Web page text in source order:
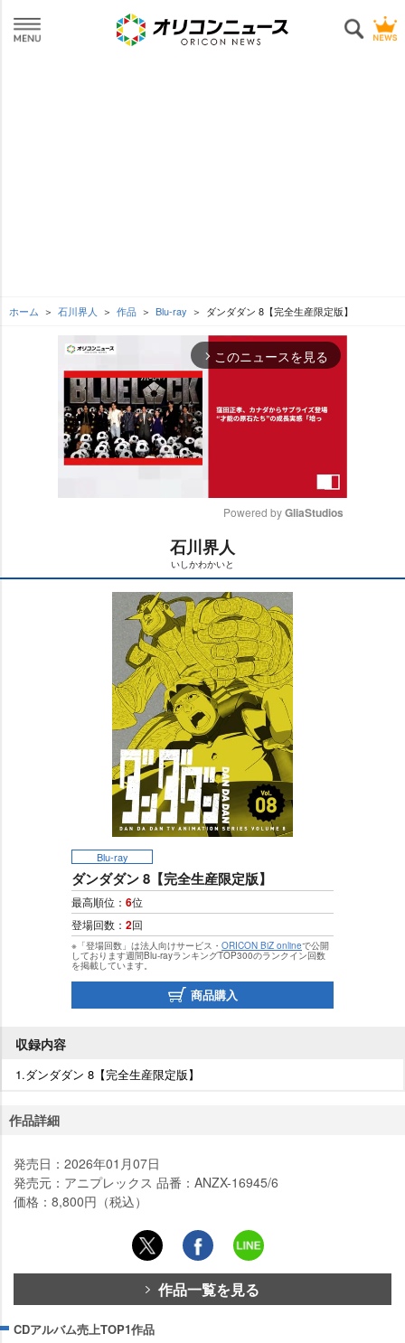
ホーム 石川界人 作品 Blu-ray ダンダダン 8【完全生産限定版】
arrow_forward_ios このニュースを見る
t
e
Powered by GliaStudios
石川界人
いしかわかいと
Blu-ray
ダンダダン 8【完全生産限定版】
最高順位： 6位
登場回数： 2回
※「登場回数」は法人向けサービス・ ORICON BiZ onlineで公開
しております週間Blu-rayランキングTOP300のランクイン回数
を掲載しています。
商品購入
収録内容
1.ダンダダン 8【完全生産限定版】
作品詳細
発売日：2026年01月07日
発売元：アニプレックス 品番：ANZX-16945/6
価格：8,800円（税込）
作品一覧を見る
CDアルバム売上TOP1作品